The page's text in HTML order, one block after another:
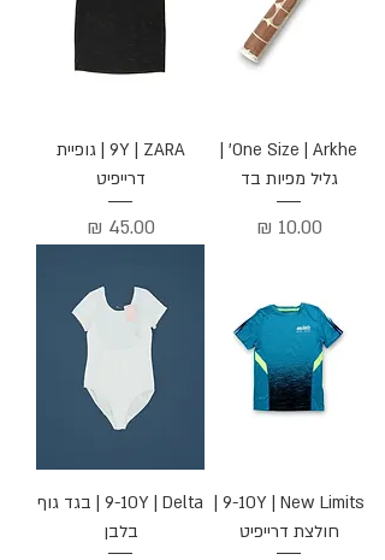
One Size | Arkhe' |
גליל מפיות בד
מחיר
9Y | ZARA | גופיית
דרייפיט
מחיר
9-10Y | New Limits |
חולצת דרייפיט
9-10Y | Delta | בגד גוף
בלבן